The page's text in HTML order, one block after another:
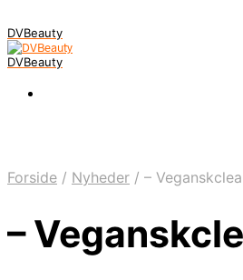
DVBeauty
DVBeauty
Forside / Nyheder / –
–